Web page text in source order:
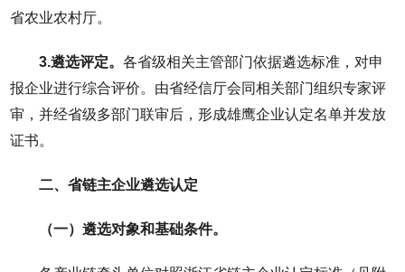
省农业农村厅。
3.遴选评定。各省级相关主管部门依据遴选标准，对申
报企业进行综合评价。由省经信厅会同相关部门组织专家评
审，并经省级多部门联审后，形成雄鹰企业认定名单并发放
证书。
二、省链主企业遴选认定
（一）遴选对象和基础条件。